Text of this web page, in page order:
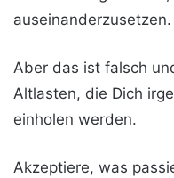
auseinanderzusetzen.
Aber das ist falsch
Altlasten, die Dich
einholen werden.
Akzeptiere, was